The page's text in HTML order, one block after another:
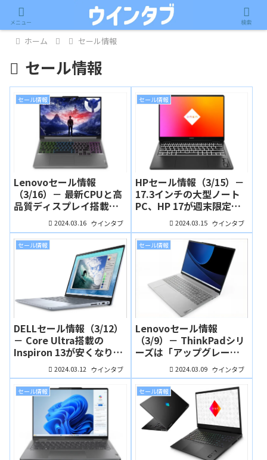
ホーム セール情報
セール情報
セール情報
Lenovoセール情報
（3/16）－ 最新CPUと高
品質ディスプレイ搭載の
IdeaPad Slim 5i Gen 9が
7万円台から、ThinkPad
シリーズはアップグレー
ドキャンペーン利用でお
2024.03.16 ウインタブ
セール情報
HPセール情報（3/15）－
17.3インチの大型ノート
PC、HP 17が週末限定セ
ールに！定番スタンダー
ドノート、Pavilion 15も
安い！
2024.03.15 ウインタブ
セール情報
DELLセール情報（3/12）
－ Core Ultra搭載の
Inspiron 13が安くなりま
した。Inspiron 14は
Ryzen
5/RAM16GB/SSD512GB
で6万円台！
2024.03.12 ウインタブ
セール情報
Lenovoセール情報
（3/9）－ ThinkPadシリ
ーズは「アップグレード
キャンペーン対象モデ
ル」が狙い目、IdeaPad
シリーズのニューモデル
も魅力！
2024.03.09 ウインタブ
セール情報 セール情報
メニュー 検索